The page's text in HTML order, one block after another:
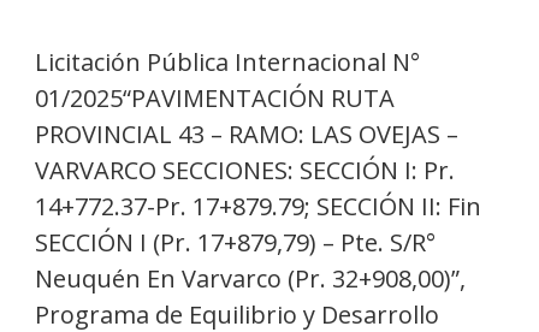
Licitación Pública Internacional N°
01/2025“PAVIMENTACIÓN RUTA
PROVINCIAL 43 – RAMO: LAS OVEJAS –
VARVARCO SECCIONES: SECCIÓN I: Pr.
14+772.37-Pr. 17+879.79; SECCIÓN II: Fin
SECCIÓN I (Pr. 17+879,79) – Pte. S/R°
Neuquén En Varvarco (Pr. 32+908,00)”,
Programa de Equilibrio y Desarrollo